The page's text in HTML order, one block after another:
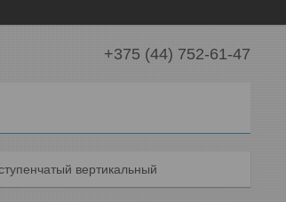
+375 (44) 752-61-47
вертикальный